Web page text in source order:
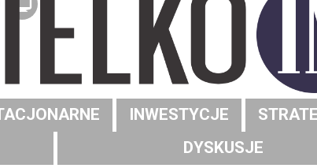
INWESTYCJE
DYSKUSJE